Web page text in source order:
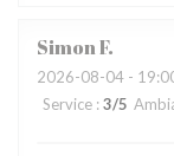
SimonF
2026-08-04 -
Service : 3/5